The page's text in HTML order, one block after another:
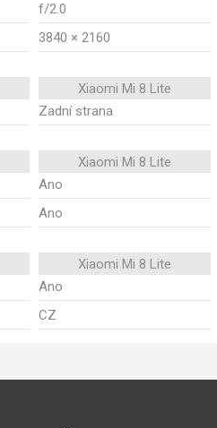
f/2.0
3840 × 2160
Xiaomi Mi 8 Lite
Zadní strana
Xiaomi Mi 8 Lite
Ano
Ano
Xiaomi Mi 8 Lite
Ano
CZ